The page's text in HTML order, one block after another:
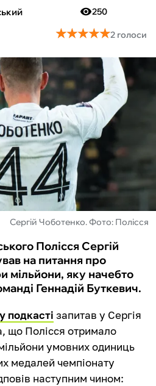
250
★★★★★
★★★★★2 голоси
Сергій Чоботенко. Фото: Полісся
Полісся Сергій
на питання про
мільйони, яку начебто
Геннадій Буткевич.
подкасті запитав у Сергія
що Полісся отримало
умовних одиниць
медалей чемпіонату
наступним чином: